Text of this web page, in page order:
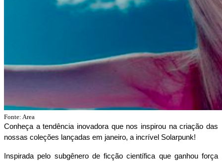
Fonte: Area
Conheça a tendência inovadora que nos inspirou na criação das
nossas coleções lançadas em janeiro, a incrível Solarpunk!
Inspirada pelo subgênero de ficção científica que ganhou força